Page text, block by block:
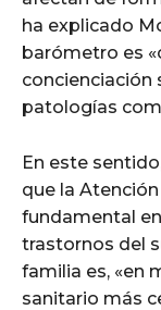
ha explicado
barómetro es
concienciación
patologías
En este
que la
fundamental
trastornos del
familia es, «en
sanitario más